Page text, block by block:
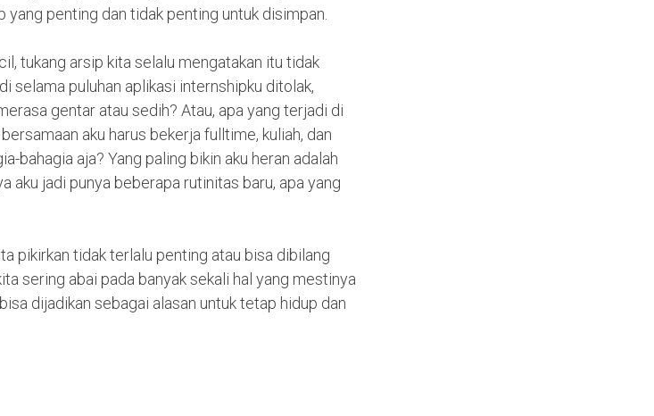
penting dan tidak penting untuk disimpan.
tukang arsip kita selalu mengatakan itu tidak
selama puluhan aplikasi internshipku ditolak,
gentar atau sedih? Atau, apa yang terjadi di
aku harus bekerja fulltime, kuliah, dan
bahagia aja? Yang paling bikin aku heran adalah
aku jadi punya beberapa rutinitas baru, apa yang
pikirkan tidak terlalu penting atau bisa dibilang
sering abai pada banyak sekali hal yang mestinya
dijadikan sebagai alasan untuk tetap hidup dan